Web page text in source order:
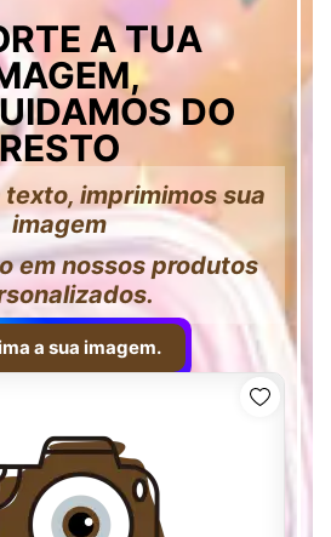
A TUA
DO
RESTO
texto, imprimimos sua
imagem
em nossos produtos
a sua imagem.